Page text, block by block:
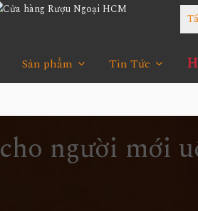
Sản phẩm Tin Tức
người mới